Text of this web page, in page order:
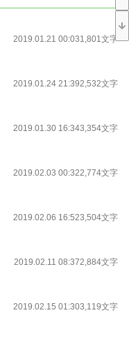
2019.01.21 00:031,801文字
2019.01.24 21:392,532文字
2019.01.30 16:343,354文字
2019.02.03 00:322,774文字
2019.02.06 16:523,504文字
2019.02.11 08:372,884文字
2019.02.15 01:303,119文字